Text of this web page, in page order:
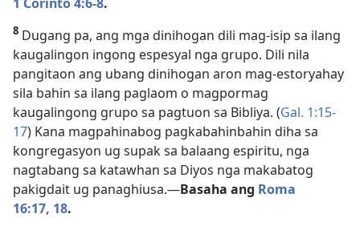
8 Dugang pa, ang mga dinihogan dili mag-isip sa ilang
kaugalingon ingong espesyal nga grupo. Dili nila
pangitaon ang ubang dinihogan aron mag-estoryahay
sila bahin sa ilang paglaom o magpormag
kaugalingong grupo sa pagtuon sa Bibliya. (Gal. 1:15-
17) Kana magpahinabog pagkabahinbahin diha sa
kongregasyon ug supak sa balaang espiritu, nga
nagtabang sa katawhan sa Diyos nga makabatog
pakigdait ug panaghiusa.—Basaha ang Roma
16:17, 18.